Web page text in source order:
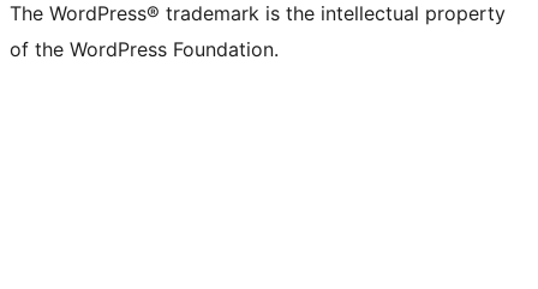
The WordPress® trademark is the intellectual property
of the WordPress Foundation.